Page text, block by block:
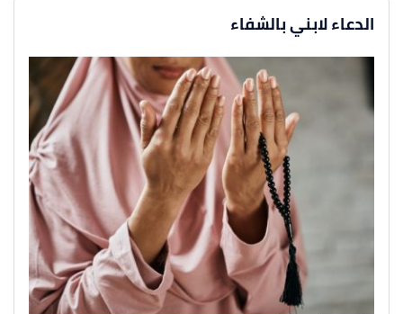
الدعاء لابني بالشفاء